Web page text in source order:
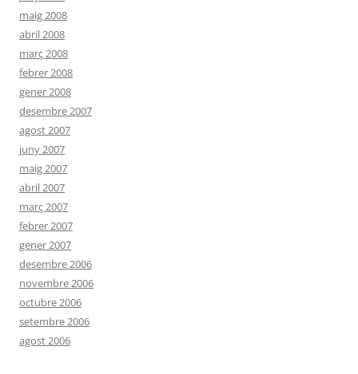
maig 2008
abril 2008
març 2008
febrer 2008
gener 2008
desembre 2007
agost 2007
juny 2007
maig 2007
abril 2007
març 2007
febrer 2007
gener 2007
desembre 2006
novembre 2006
octubre 2006
setembre 2006
agost 2006